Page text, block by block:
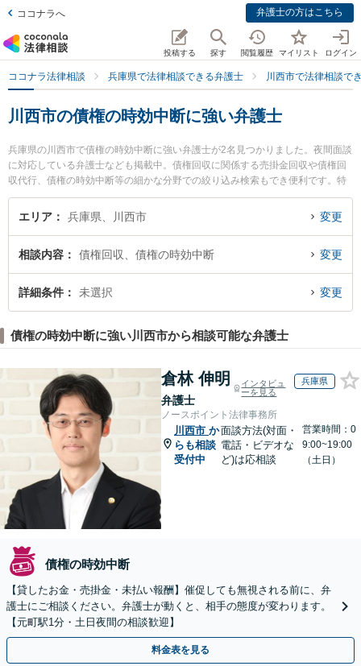
ココナラへ 弁護士の方はこちら
投稿する 探す 閲覧履歴 マイリスト ログイン
ココナラ法律相談 兵庫県で法律相談できる弁護士 川西市で法律相談で
川西市の債権の時効中断に強い弁護士
兵庫県の川西市で債権の時効中断に強い弁護士が2名見つかりました。夜間面談
に対応している弁護士なども掲載中。債権回収に関係する売掛金回収や債権回
収代行、債権の時効中断等の細かな分野での絞り込み検索もでき便利です。特
に川西能勢法律事務所の三木田 直哉弁護士や弁護士法人村上・新村法律事務所
川西池田オフィスの岩田 啓佑弁護士のプロフィール情報や弁護士費用、強みな
績豊富な近くの弁護士を検索したい』『初回相談無料で債権の時効中断を法律
相談できる川西市内の弁護士に相談予約したい』などでお困りの相談者さんに
おすすめです。
エリア 兵庫県、川西市 変更
相談内容 債権回収、債権の時効中断 変更
詳細条件 未選択 変更
債権の時効中断に強い川西市から相談可能な弁護士
倉林 伸明
弁護士
インタビュ
ーを見る
兵庫県
ノースポイント法律事務所
川西市 か
らも相談
受付中
面談方法(対面・
電話・ビデオな
ど)は応相談
営業時間：0
9:00~19:00
（土日）
債権の時効中断
【貸したお金・売掛金・未払い報酬】催促しても無視される前に、弁
護士にご相談ください。弁護士が動くと、相手の態度が変わります。
【元町駅1分・土日夜間の相談歓迎】
料金表を見る